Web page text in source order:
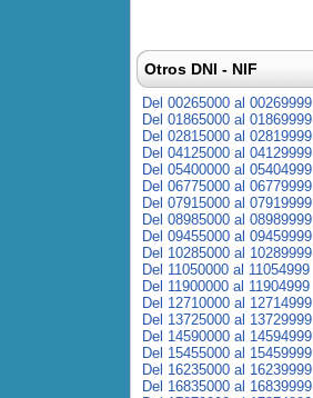
Otros DNI - NIF
Del 00265000 al 00269999
Del 01865000 al 01869999
Del 02815000 al 02819999
Del 04125000 al 04129999
Del 05400000 al 05404999
Del 06775000 al 06779999
Del 07915000 al 07919999
Del 08985000 al 08989999
Del 09455000 al 09459999
Del 10285000 al 10289999
Del 11050000 al 11054999
Del 11900000 al 11904999
Del 12710000 al 12714999
Del 13725000 al 13729999
Del 14590000 al 14594999
Del 15455000 al 15459999
Del 16235000 al 16239999
Del 16835000 al 16839999